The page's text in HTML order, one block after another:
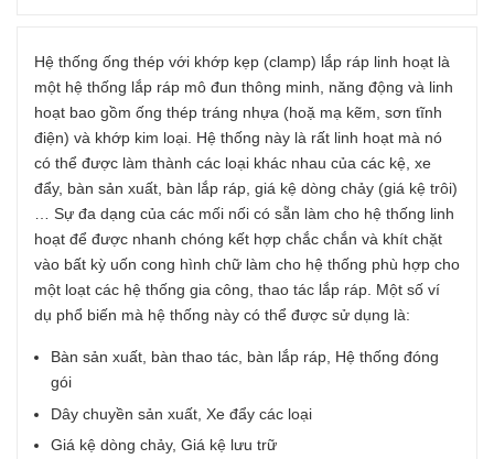
Hệ thống ống thép với khớp kẹp (clamp) lắp ráp linh hoạt là
một hệ thống lắp ráp mô đun thông minh, năng động và linh
hoạt bao gồm ống thép tráng nhựa (hoặ mạ kẽm, sơn tĩnh
điện) và khớp kim loại. Hệ thống này là rất linh hoạt mà nó
có thể được làm thành các loại khác nhau của các kệ, xe
đẩy, bàn sản xuất, bàn lắp ráp, giá kệ dòng chảy (giá kệ trôi)
… Sự đa dạng của các mối nối có sẵn làm cho hệ thống linh
hoạt để được nhanh chóng kết hợp chắc chắn và khít chặt
vào bất kỳ uốn cong hình chữ làm cho hệ thống phù hợp cho
một loạt các hệ thống gia công, thao tác lắp ráp. Một số ví
dụ phổ biến mà hệ thống này có thể được sử dụng là:
Bàn sản xuất, bàn thao tác, bàn lắp ráp, Hệ thống đóng
gói
Dây chuyền sản xuất, Xe đẩy các loại
Giá kệ dòng chảy, Giá kệ lưu trữ